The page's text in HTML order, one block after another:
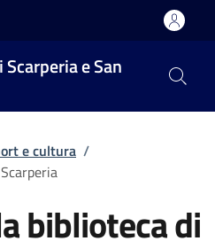
e San
e cultura /
biblioteca di